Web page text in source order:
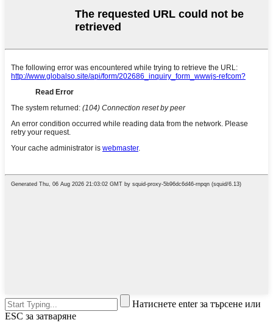
Натиснете enter за търсене или
ESC за затваряне